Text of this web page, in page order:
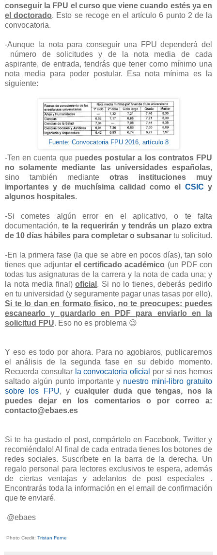
conseguir la FPU el curso que viene cuando estés ya en
el doctorado. Esto se recoge en el artículo 6 punto 2 de la
convocatoria.
-Aunque la nota para conseguir una FPU dependerá del
número de solicitudes y de la nota media de cada
aspirante, de entrada, tendrás que tener como mínimo una
nota media para poder postular. Esa nota mínima es la
siguiente:
Fuente: Convocatoria FPU 2016, artículo 8
-Ten en cuenta que puedes postular a los contratos FPU
no solamente mediante las universidades españolas,
sino también mediante otras instituciones muy
importantes y de muchísima calidad como el CSIC y
algunos hospitales.
-Si cometes algún error en el aplicativo, o te falta
documentación,te la requerirán y tendrás un plazo extra
de 10 días hábiles para completar o subsanar tu solicitud.
-En la primera fase (la que se abre en pocos días), tan solo
tienes que adjuntar el certificado académico (un PDF con
todas tus asignaturas de la carrera y la nota de cada una; y
la nota media final)oficial . Si no lo tienes, deberás pedirlo
en tu universidad (y seguramente pagar unas tasas por ello).
Si te lo dan en formato fisico, no te preocupes: puedes
escanearlo y guardarlo en PDF para enviarlo en la
solicitud FPU. Eso no es problema 😉
Y eso es todo por ahora. Para no agobiaros, publicaremos
el análisis de la segunda fase en su debido momento.
Recuerda consultar la convocatoria oficial
por si nos hemos
saltado algún punto importante y nuestro mini-libro gratuito
sobre los FPU, y cualquier duda que tengas, nos la
puedes dejar en los comentarios o por correo a:
contacto@ebaes.es
Si te ha gustado el post, compártelo en Facebook, Twitter y
recomiéndalo! Al final de cada entrada tienes los botones de
redes sociales. Suscríbete en la barra de la derecha. Un
regalo personal para lectores exclusivos te espera, además
de ciertas ventajas y adelantos de post especiales .
Encontrarás toda la información en el email de confirmación
que te enviaré.
@ebaes
Photo Credit: Tristan Ferne